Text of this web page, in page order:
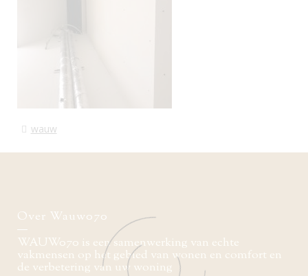
wauw
Over Wauw070
WAUW070 is een samenwerking van echte
vakmensen op het gebied van wonen en comfort en
de verbetering van uw woning